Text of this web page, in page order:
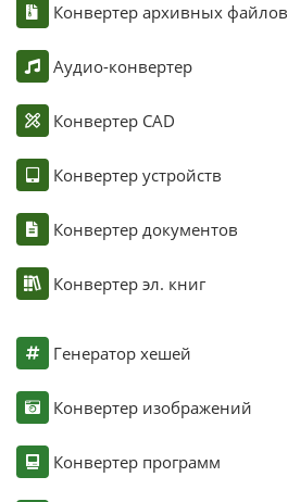
Конвертер архивных файлов
Аудио-конвертер
Конвертер CAD
Конвертер устройств
Конвертер документов
Конвертер эл. книг
Генератор хешей
Конвертер изображений
Конвертер программ